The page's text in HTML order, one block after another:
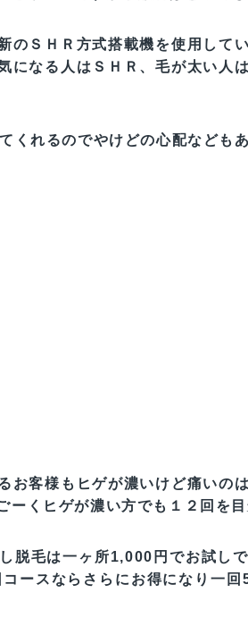
のＳＨＲ方式搭載機を使用し
になる人はＳＨＲ、毛が太い人
くれるのでやけどの心配なども
お客様もヒゲが濃いけど痛いの
くヒゲが濃い方でも１２回を目
脱毛は一ヶ所1,000円でお試し
ースならさらにお得になり一